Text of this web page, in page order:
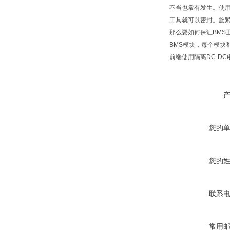
不当也常有发生。使
工具就可以密封。旋
那么要如何保证BMS
BMS模块，每个模块
前端使用隔离DC-DC
您的
您的
联系
常用